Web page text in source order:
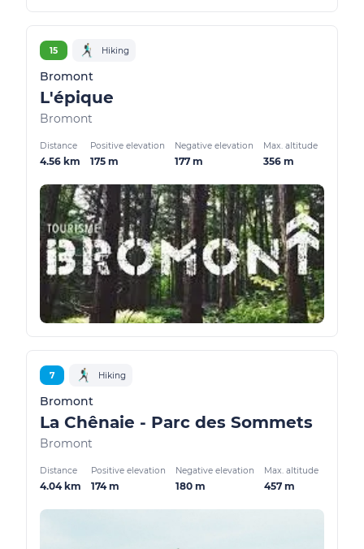
15 Hiking
Bromont
L'épique
Bromont
Distance
4.56 km
Positive elevation
175 m
Negative elevation
177 m
Max. altitude
356 m
7 Hiking
Bromont
La Chênaie - Parc des Sommets
Bromont
Distance
4.04 km
Positive elevation
174 m
Negative elevation
180 m
Max. altitude
457 m